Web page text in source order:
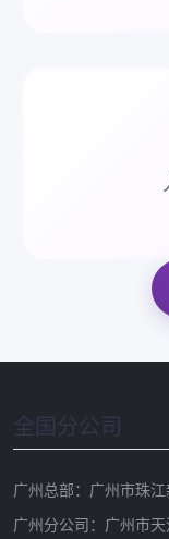
全国分公司
广州总部：广州市珠
广州分公司：广州市